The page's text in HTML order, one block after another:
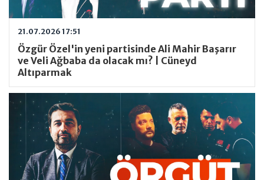
21.07.2026 17:51
Özgür Özel'in yeni partisinde Ali Mahir Başarır
ve Veli Ağbaba da olacak mı? | Cüneyd
Altıparmak